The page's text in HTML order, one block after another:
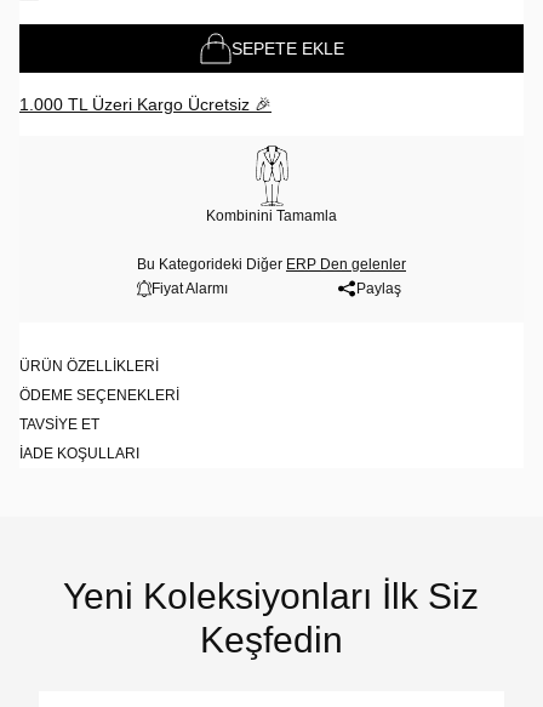
SEPETE EKLE
1.000 TL Üzeri Kargo Ücretsiz 🎉
Kombinini Tamamla
Bu Kategorideki Diğer ERP Den gelenler
Fiyat Alarmı
Paylaş
ÜRÜN ÖZELLIKLERI
ÖDEME SEÇENEKLERI
TAVSIYE ET
İADE KOŞULLARI
Yeni Koleksiyonları İlk Siz
Keşfedin